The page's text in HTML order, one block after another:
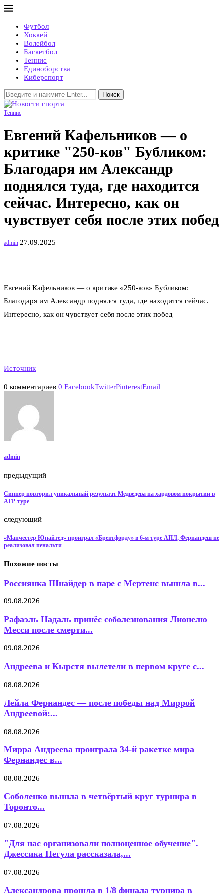
Футбол
Хоккей
Волейбол
Баскетбол
Теннис
Единоборства
Киберспорт
Поиск
Теннис
Евгений Кафельников — о
критике "250-ков" Бубликом:
Благодаря им Александр
поднялся туда, где находится
сейчас. Интересно, как он
чувствует себя после этих побед
admin 27.09.2025
Евгений Кафельников — о критике «250-ков» Бубликом:
Благодаря им Александр поднялся туда, где находится сейчас.
Интересно, как он чувствует себя после этих побед
Источник
0 комментариев 0 FacebookTwitterPinterestEmail
admin
предыдущий
Синнер повторил уникальный результат Медведева на хардовом покрытии в
ATP-туре
следующий
«Манчестер Юнайтед» проиграл «Брентфорду» в 6-м туре АПЛ, Фернандеш не
реализовал пенальти
Похожие посты
Россиянка Шнайдер в паре с Мертенс вышла в...
09.08.2026
Рафаэль Надаль принёс соболезнования Лионелю
Месси после смерти...
09.08.2026
Андреева и Кырстя вылетели в первом круге с...
08.08.2026
Лейла Фернандес — после победы над Миррой
Андреевой:...
08.08.2026
Мирра Андреева проиграла 34-й ракетке мира
Фернандес в...
08.08.2026
Соболенко вышла в четвёртый круг турнира в
Торонто...
07.08.2026
"Для нас организовали полноценное обучение".
Джессика Пегула рассказала,...
07.08.2026
Александрова прошла в 1/8 финала турнира в